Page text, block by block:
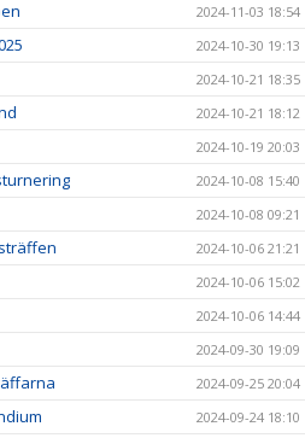
2024-11-03 18:54
2024-10-30 19:13
2024-10-21 18:35
2024-10-21 18:12
2024-10-19 20:03
2024-10-08 15:40
2024-10-08 09:21
2024-10-06 21:21
2024-10-06 15:02
2024-10-06 14:44
2024-09-30 19:09
2024-09-25 20:04
2024-09-24 18:10